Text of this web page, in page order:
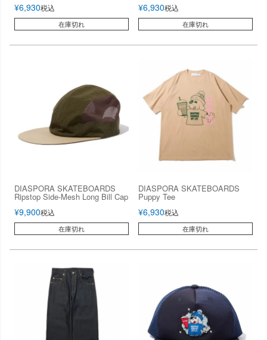
¥6,930税込
在庫切れ
¥6,930税込
在庫切れ
DIASPORA SKATEBOARDS
Ripstop Side-Mesh Long Bill Cap
¥9,900税込
在庫切れ
DIASPORA SKATEBOARDS
Puppy Tee
¥6,930税込
在庫切れ